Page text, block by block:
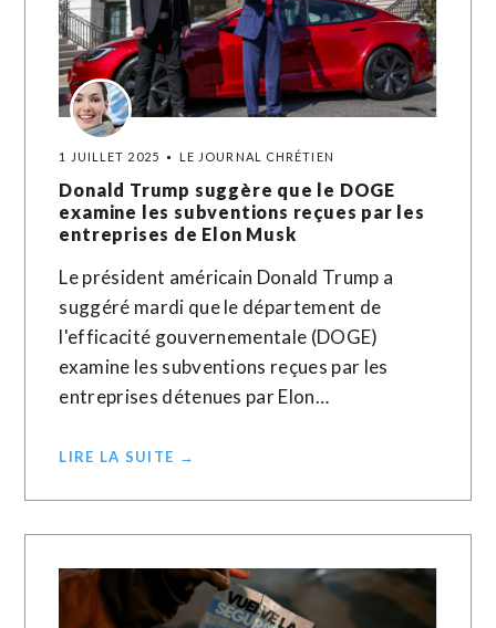
1 JUILLET 2025 LE JOURNAL CHRÉTIEN
Donald Trump suggère que le DOGE
examine les subventions reçues par les
entreprises de Elon Musk
Le président américain Donald Trump a
suggéré mardi que le département de
l'efficacité gouvernementale (DOGE)
examine les subventions reçues par les
entreprises détenues par Elon…
LIRE LA SUITE →